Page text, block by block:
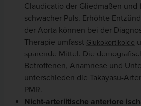
Claudicatio der Gliedmaßen und
schwacher Puls. Erhöhte
der Aorta können bei der
Therapie umfasst Glukokortikoide
sparende Mittel. Die
Betroffenen, Anamnese und
unterschieden die Takayasu-
PMR.
Nicht-arteriitische anteriore